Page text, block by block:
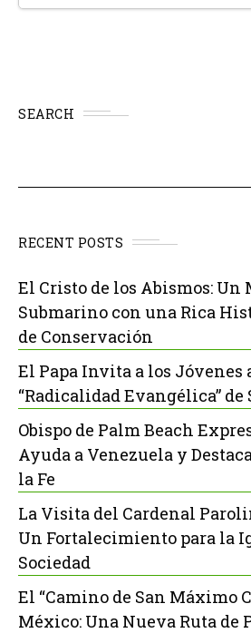
SEARCH
RECENT POSTS
El Cristo de los Abismos:
Submarino con una Rica
de Conservación
El Papa Invita a los Jóvenes
“Radicalidad Evangélica”
Obispo de Palm Beach
Ayuda a Venezuela y
la Fe
La Visita del Cardenal
Un Fortalecimiento para la
Sociedad
El “Camino de San Máximo
México: Una Nueva Ruta de